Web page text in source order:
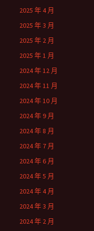
2025 年 4 月
2025 年 3 月
2025 年 2 月
2025 年 1 月
2024 年 12 月
2024 年 11 月
2024 年 10 月
2024 年 9 月
2024 年 8 月
2024 年 7 月
2024 年 6 月
2024 年 5 月
2024 年 4 月
2024 年 3 月
2024 年 2 月